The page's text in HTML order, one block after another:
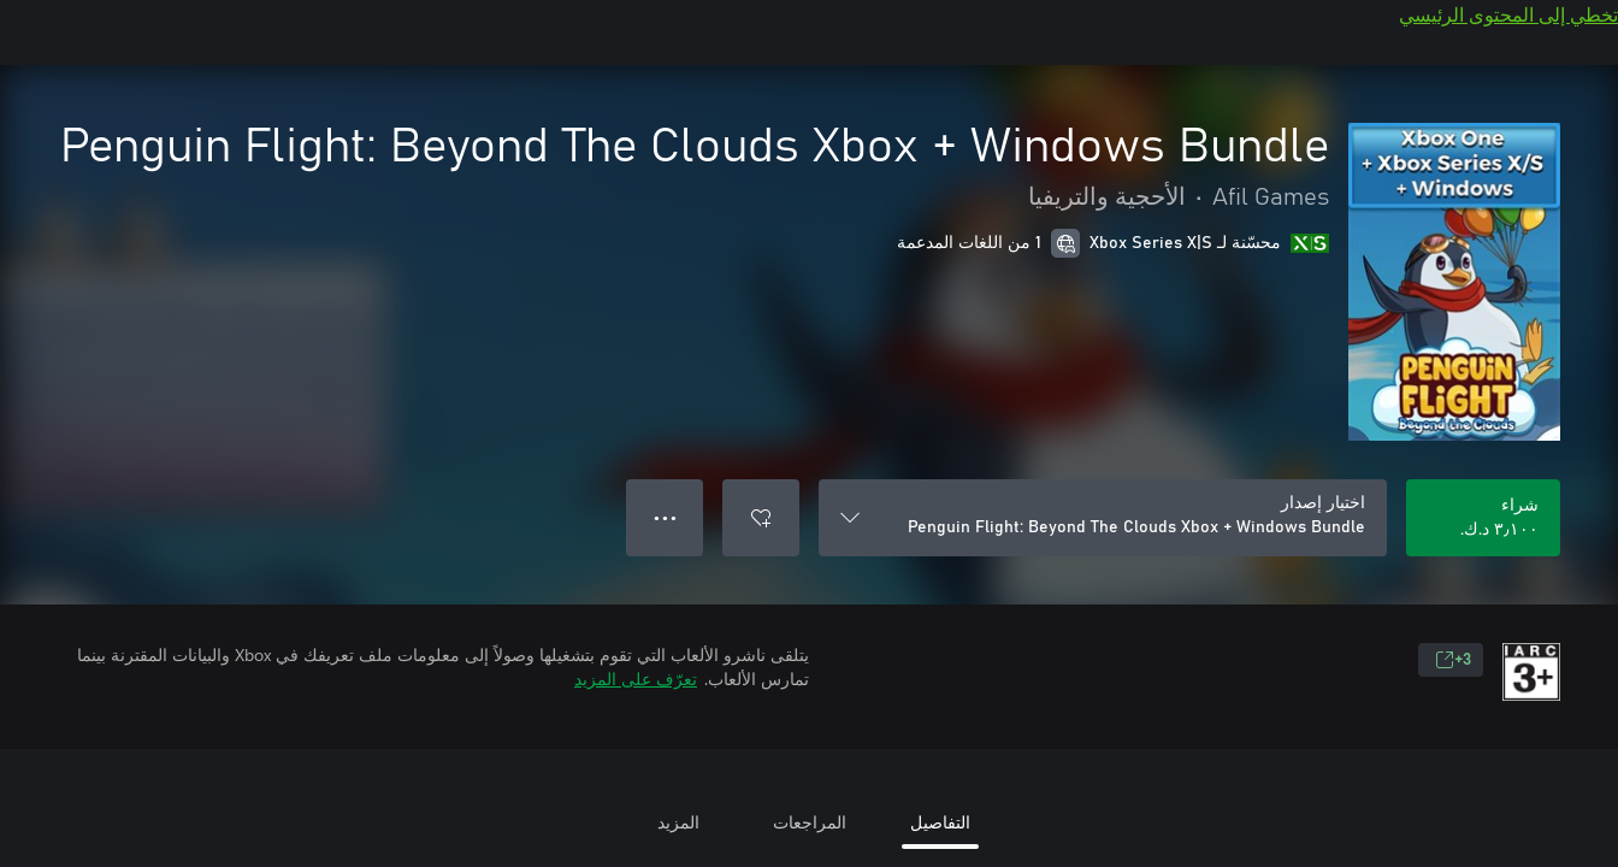
تخطي إلى المحتوى الرئيسي
Penguin Flight: Beyond The Clouds Xbox + Windows Bundle
Afil Games
• الأحجية والتريفيا
محسّنة لـ Xbox Series X|S 1 من اللغات المدعمة
شراء
٣٫١٠٠ د.ك.‏
اختيار إصدار
Penguin Flight: Beyond The Clouds Xbox + Windows Bundle
● ● ●
3+
يتلقى ناشرو الألعاب التي تقوم بتشغيلها وصولاً إلى معلومات ملف تعريفك في Xbox والبيانات المقترنة بينما
تمارس الألعاب. تعرّف على المزيد
التفاصيل المراجعات المزيد